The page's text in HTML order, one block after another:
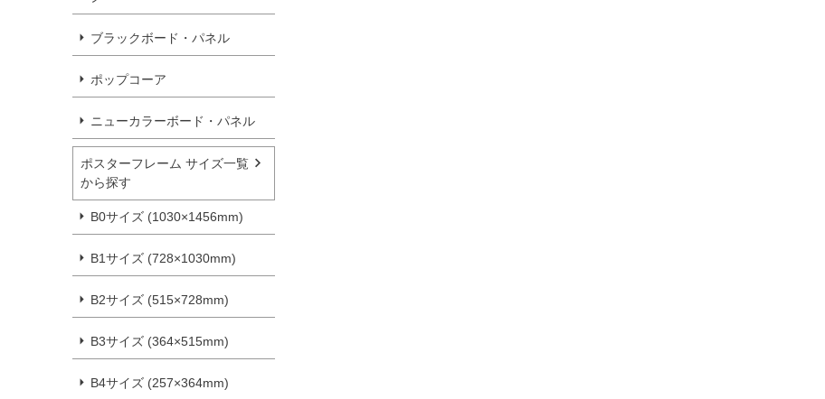
ブラックボード・パネル
ポップコーア
ニューカラーボード・パネル
ポスターフレーム サイズ一覧
から探す
B0サイズ (1030×1456mm)
B1サイズ (728×1030mm)
B2サイズ (515×728mm)
B3サイズ (364×515mm)
B4サイズ (257×364mm)